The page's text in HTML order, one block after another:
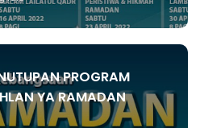
PROGRAM
YA RAMADAN